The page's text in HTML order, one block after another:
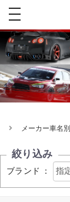
toggle
メーカー車名別
絞り込み
ブランド ：